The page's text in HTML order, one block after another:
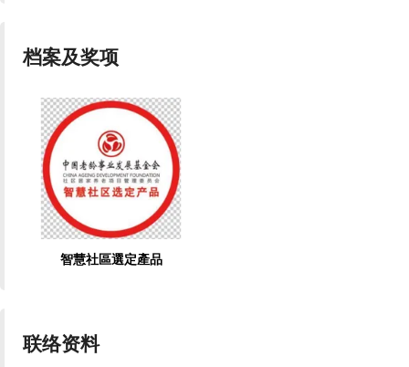
档案及奖项
智慧社區選定產品
联络资料